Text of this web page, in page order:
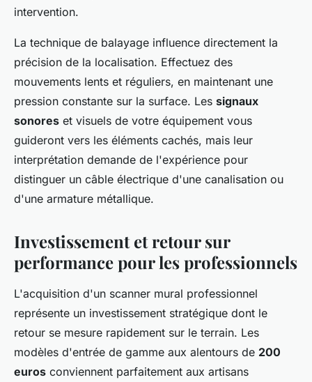
intervention.
La technique de balayage influence directement la
précision de la localisation. Effectuez des
mouvements lents et réguliers, en maintenant une
pression constante sur la surface. Les signaux
sonores et visuels de votre équipement vous
guideront vers les éléments cachés, mais leur
interprétation demande de l'expérience pour
distinguer un câble électrique d'une canalisation ou
d'une armature métallique.
Investissement et retour sur
performance pour les professionnels
L'acquisition d'un scanner mural professionnel
représente un investissement stratégique dont le
retour se mesure rapidement sur le terrain. Les
modèles d'entrée de gamme aux alentours de 200
euros conviennent parfaitement aux artisans